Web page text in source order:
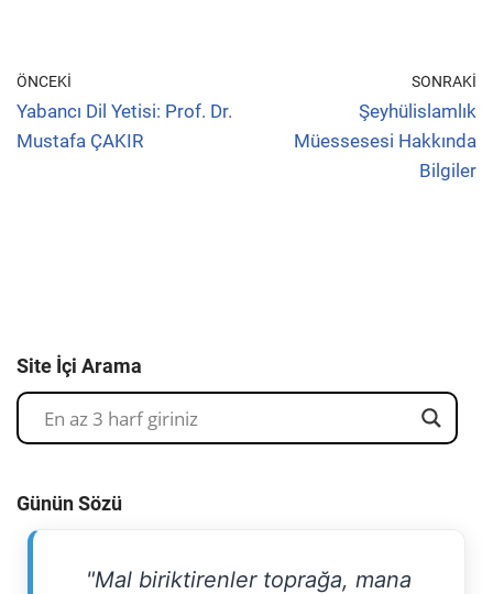
ÖNCEKI
Yabancı Dil Yetisi: Prof. Dr.
Mustafa ÇAKIR
SONRAKI
Şeyhülislamlık
Müessesesi Hakkında
Bilgiler
Site İçi Arama
Günün Sözü
"Mal biriktirenler toprağa, mana